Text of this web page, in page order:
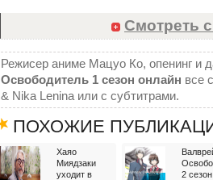
Смотреть
Режисер аниме Мацуо Ко, опенинг и
Освободитель 1 сезон онлайн все
& Nika Lenina или с субтитрами.
ПОХОЖИЕ
Хаяо
Миядзаки
уходит в
2 сезон